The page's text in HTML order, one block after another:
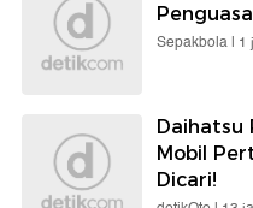
Sepakbola | 1
Daihatsu
Mobil
Dicari!